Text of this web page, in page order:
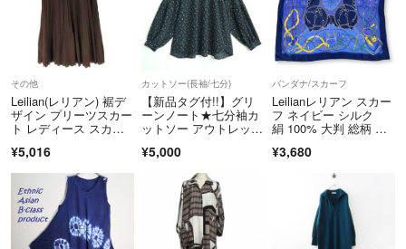
▼特商法
https://fril.jp/ts/official/law/dfs/
▼返品特約
https://fril.jp/ts/official/law/dfs/#return_policy
その他
Leilian(レリアン) 裾デ
ザイン プリーツスカー
ト レディース スカー
¥5,016
カットソー(長袖/七分)
【新品タグ付!!】グリ
ーンノート★七分袖カ
ットソー アウトレット
きいサイズL グレー
¥5,000
バンダナ/スカーフ
Leilianレリアン スカー
フ ネイビー シルク
絹 100% 大判 総柄 ビ
¥3,680